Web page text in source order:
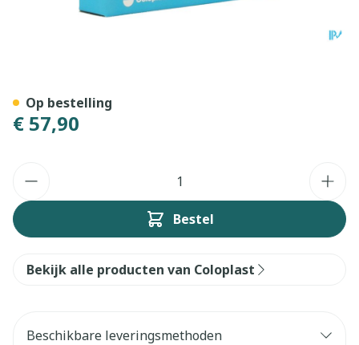
€ 57,90
Bestel
Op bestelling
Bekijk alle producten van Coloplast
Beschikbare leveringsmethoden